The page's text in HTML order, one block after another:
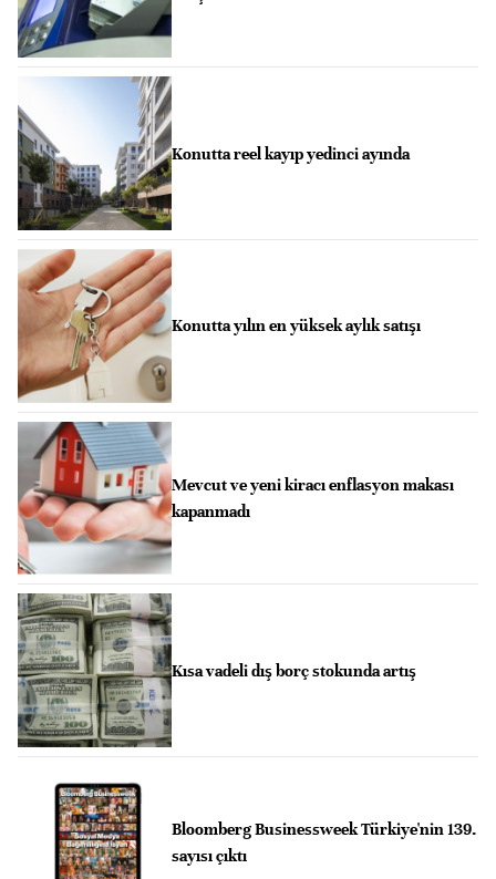
Konutta reel kayıp yedinci ayında
Konutta yılın en yüksek aylık satışı
Mevcut ve yeni kiracı enflasyon makası
kapanmadı
Kısa vadeli dış borç stokunda artış
Bloomberg Businessweek Türkiye'nin 139.
sayısı çıktı